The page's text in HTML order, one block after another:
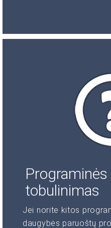
tobulinimas
Jei norite kitos
daugybės paruoštų